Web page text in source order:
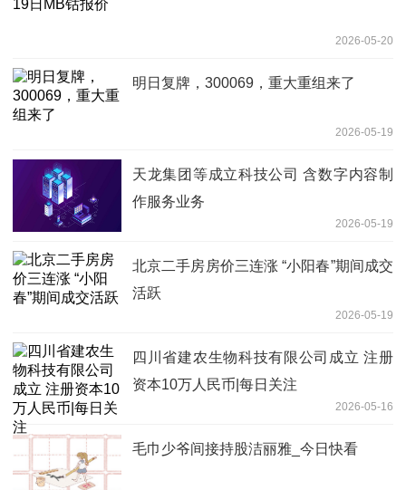
2026-05-20
明日复牌，300069，重大重组来了
2026-05-19
天龙集团等成立科技公司 含数字内容制
作服务业务
2026-05-19
北京二手房房价三连涨 “小阳春”期间成交
活跃
2026-05-19
四川省建农生物科技有限公司成立 注册
资本10万人民币|每日关注
2026-05-16
毛巾少爷间接持股洁丽雅_今日快看